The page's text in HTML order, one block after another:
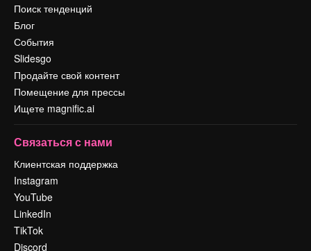
Поиск тенденций
Блог
События
Slidesgo
Продайте свой контент
Помещение для прессы
Ищете magnific.ai
Связаться с нами
Клиентская поддержка
Instagram
YouTube
LinkedIn
TikTok
Discord